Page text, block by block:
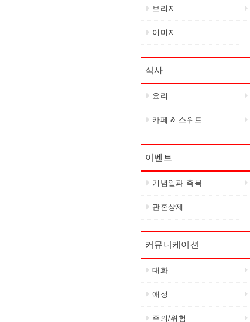
브리지
이미지
식사
요리
카페 & 스위트
이벤트
기념일과 축복
관혼상제
커뮤니케이션
대화
애정
주의/위험